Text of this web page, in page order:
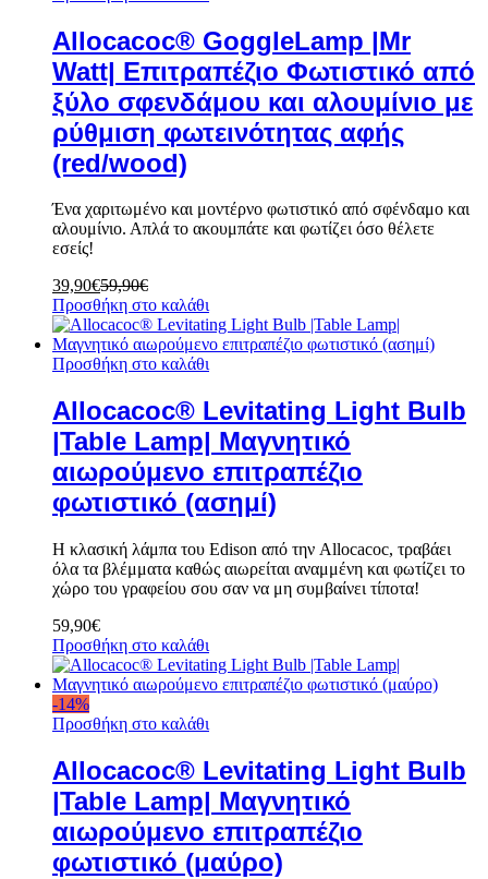
Allocacoc® GoggleLamp |Mr
Watt| Επιτραπέζιο Φωτιστικό από
ξύλο σφενδάμου και αλουμίνιο με
ρύθμιση φωτεινότητας αφής
(red/wood)
Ένα χαριτωμένο και μοντέρνο φωτιστικό από σφένδαμο και
αλουμίνιο. Απλά το ακουμπάτε και φωτίζει όσο θέλετε
εσείς!
39,90€59,90€
Προσθήκη στο καλάθι
Προσθήκη στο καλάθι
Allocacoc® Levitating Light Bulb
|Table Lamp| Μαγνητικό
αιωρούμενο επιτραπέζιο
φωτιστικό (ασημί)
Η κλασική λάμπα του Edison από την Allocacoc, τραβάει
όλα τα βλέμματα καθώς αιωρείται αναμμένη και φωτίζει το
χώρο του γραφείου σου σαν να μη συμβαίνει τίποτα!
59,90€
Προσθήκη στο καλάθι
-14%
Προσθήκη στο καλάθι
Allocacoc® Levitating Light Bulb
|Table Lamp| Μαγνητικό
αιωρούμενο επιτραπέζιο
φωτιστικό (μαύρο)